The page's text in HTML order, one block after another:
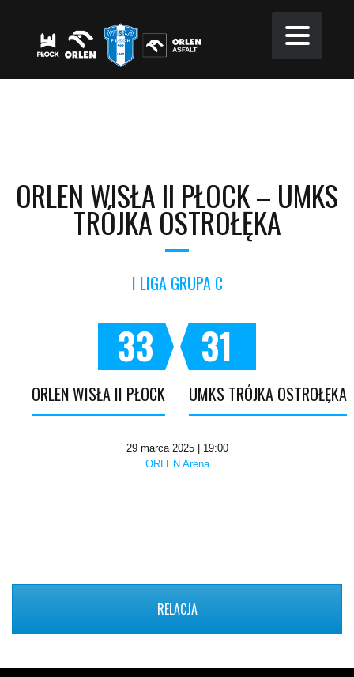
ORLEN WISŁA II PŁOCK – UMKS
TRÓJKA OSTROŁĘKA
I LIGA GRUPA C
33
ORLEN WISŁA II PŁOCK
31
UMKS TRÓJKA OSTROŁĘKA
29 marca 2025 | 19:00
ORLEN Arena
RELACJA